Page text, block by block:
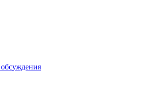
обсуждения